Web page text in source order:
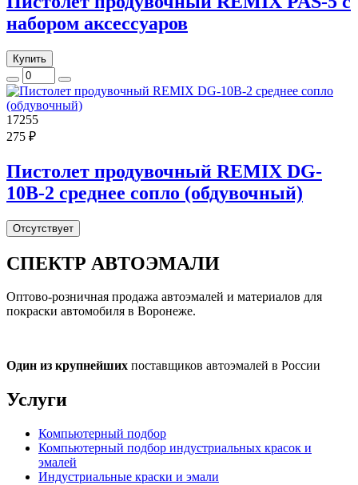
набором аксессуаров
Купить
17255
275 ₽
Пистолет продувочный REMIX DG-
10B-2 среднее сопло (обдувочный)
Отсутствует
СПЕКТР АВТОЭМАЛИ
Оптово-розничная продажа автоэмалей и материалов для
покраски автомобиля в Воронеже.
Один из крупнейших поставщиков автоэмалей в России
Услуги
Компьютерный подбор
Компьютерный подбор индустриальных красок и
эмалей
Индустриальные краски и эмали